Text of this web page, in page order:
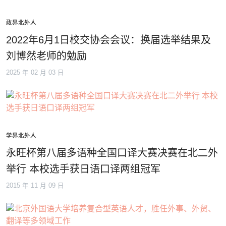
政界北外人
2022年6月1日校交协会会议：换届选举结果及
刘博然老师的勉励
2025 年 02 月 03 日
学界北外人
永旺杯第八届多语种全国口译大赛决赛在北二外
举行 本校选手获日语口译两组冠军
2015 年 11 月 09 日